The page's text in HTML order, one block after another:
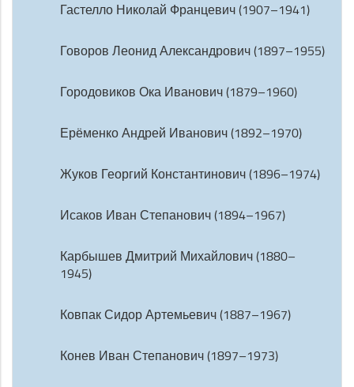
Гастелло Николай Францевич (1907–1941)
Говоров Леонид Александрович (1897–1955)
Городовиков Ока Иванович (1879–1960)
Ерёменко Андрей Иванович (1892–1970)
Жуков Георгий Константинович (1896–1974)
Исаков Иван Степанович (1894–1967)
Карбышев Дмитрий Михайлович (1880–
1945)
Ковпак Сидор Артемьевич (1887–1967)
Конев Иван Степанович (1897–1973)